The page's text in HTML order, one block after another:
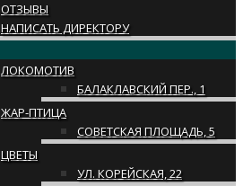
ОТЗЫВЫ
НАПИСАТЬ ДИРЕКТОРУ
ЛОКОМОТИВ
БАЛАКЛАВСКИЙ ПЕР., 1
ЖАР-ПТИЦА
СОВЕТСКАЯ ПЛОЩАДЬ, 5
ЦВЕТЫ
УЛ. КОРЕЙСКАЯ, 22